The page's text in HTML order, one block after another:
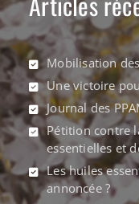
Mobilisation
Une victoire
Journal des
Pétition contre
essentielles et
Les huiles
annoncée ?